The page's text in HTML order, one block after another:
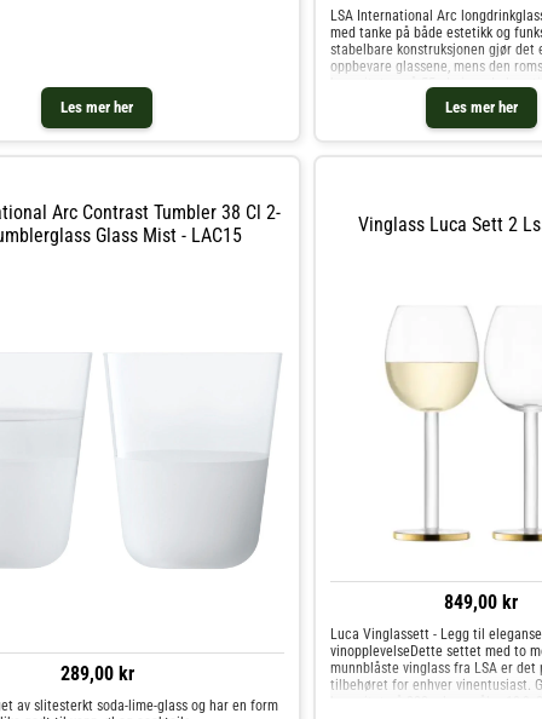
Les mer her Les mer her
LSA International Arc
med tanke på både estetikk og
stabelbare konstruksjonen gjør det
oppbevare glassene, mens den
kapasiteten på 55 cl gir god plass
og leskedrikker til øl
Arc Contrast Tumbler 38 Cl 2-
Glass Mist - LAC15
289,00 kr
av slitesterkt soda-lime-glass og har en form
Vinglass Luca Sett 2
849,00 kr
Luca Vinglassett - Legg til
vinopplevelseDette settet med to
munnblåste vinglass fra LSA er det
tilbehøret for enhver vinentusiast.